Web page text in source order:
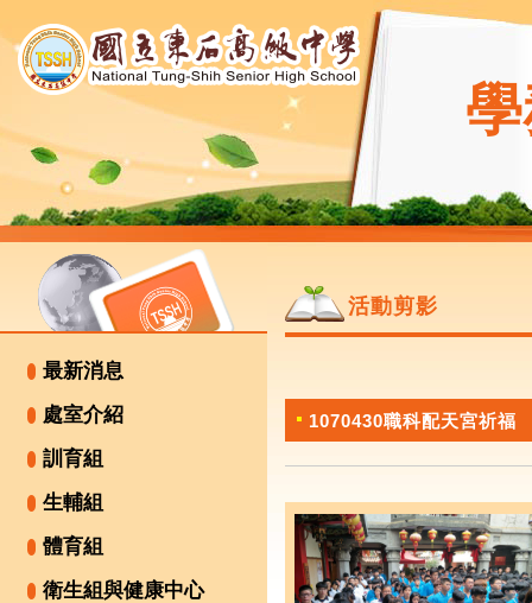
最新消息
處室介紹
訓育組
生輔組
體育組
衛生組與健康中心
活動剪影
1070430職科配天宮祈福